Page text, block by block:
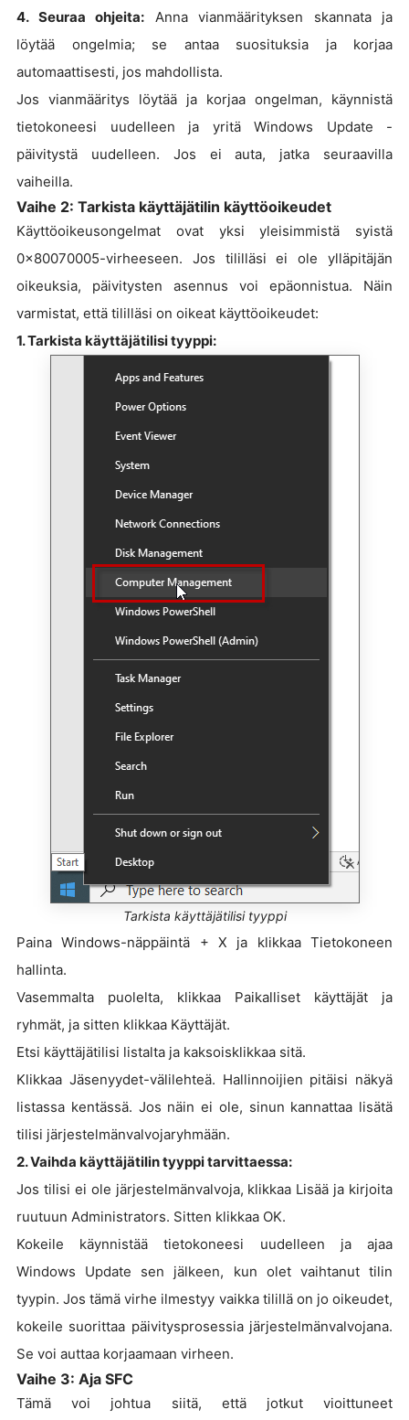
4. Seuraa ohjeita: Anna vianmäärityksen skannata ja
löytää ongelmia; se antaa suosituksia ja korjaa
automaattisesti, jos mahdollista.
Jos vianmääritys löytää ja korjaa ongelman, käynnistä
tietokoneesi uudelleen ja yritä Windows Update -
päivitystä uudelleen. Jos ei auta, jatka seuraavilla
vaiheilla.
Vaihe 2: Tarkista käyttäjätilin käyttöoikeudet
Käyttöoikeusongelmat ovat yksi yleisimmistä syistä
0x80070005-virheeseen. Jos tililläsi ei ole ylläpitäjän
oikeuksia, päivitysten asennus voi epäonnistua. Näin
varmistat, että tililläsi on oikeat käyttöoikeudet:
1. Tarkista käyttäjätilisi tyyppi:
Tarkista käyttäjätilisi tyyppi
Paina Windows-näppäintä + X ja klikkaa Tietokoneen
hallinta.
Vasemmalta puolelta, klikkaa Paikalliset käyttäjät ja
ryhmät, ja sitten klikkaa Käyttäjät.
Etsi käyttäjätilisi listalta ja kaksoisklikkaa sitä.
Klikkaa Jäsenyydet-välilehteä. Hallinnoijien pitäisi näkyä
listassa kentässä. Jos näin ei ole, sinun kannattaa lisätä
tilisi järjestelmänvalvojaryhmään.
2. Vaihda käyttäjätilin tyyppi tarvittaessa:
Jos tilisi ei ole järjestelmänvalvoja, klikkaa Lisää ja kirjoita
ruutuun Administrators. Sitten klikkaa OK.
Kokeile käynnistää tietokoneesi uudelleen ja ajaa
Windows Update sen jälkeen, kun olet vaihtanut tilin
tyypin. Jos tämä virhe ilmestyy vaikka tilillä on jo oikeudet,
kokeile suorittaa päivitysprosessia järjestelmänvalvojana.
Se voi auttaa korjaamaan virheen.
Vaihe 3: Aja SFC
Tämä voi johtua siitä, että jotkut vioittuneet